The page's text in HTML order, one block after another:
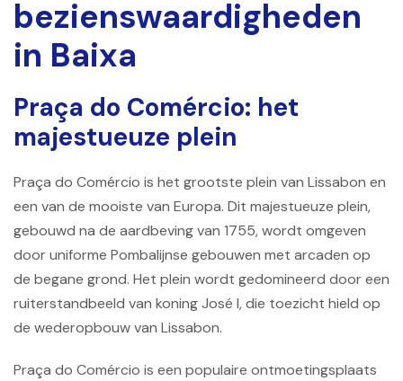
bezienswaardigheden
in Baixa
Praça do Comércio: het
majestueuze plein
Praça do Comércio is het grootste plein van Lissabon en
een van de mooiste van Europa. Dit majestueuze plein,
gebouwd na de aardbeving van 1755, wordt omgeven
door uniforme Pombalijnse gebouwen met arcaden op
de begane grond. Het plein wordt gedomineerd door een
ruiterstandbeeld van koning José I, die toezicht hield op
de wederopbouw van Lissabon.
Praça do Comércio is een populaire ontmoetingsplaats